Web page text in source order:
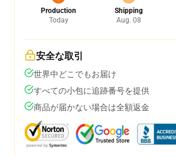
Production
Today
Shipping
Aug. 08
安全な取引
世界中どこでもお届け
すべての小包に追跡番号を提供
商品が届かない場合は全額返金